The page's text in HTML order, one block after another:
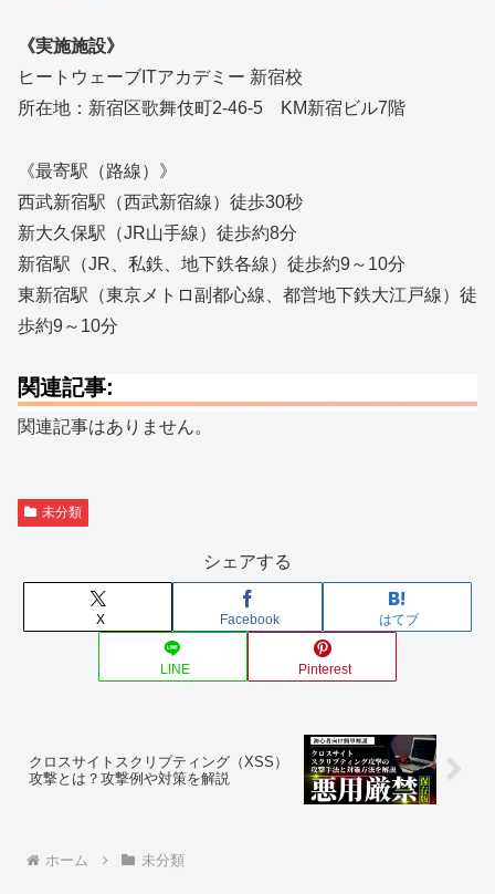
《実施施設》
ヒートウェーブITアカデミー 新宿校
所在地：新宿区歌舞伎町2-46-5 KM新宿ビル7階
《最寄駅（路線）》
西武新宿駅（西武新宿線）徒歩30秒
新大久保駅（JR山手線）徒歩約8分
新宿駅（JR、私鉄、地下鉄各線）徒歩約9～10分
東新宿駅（東京メトロ副都心線、都営地下鉄大江戸線）徒
歩約9～10分
関連記事:
関連記事はありません。
未分類
シェアする
X Facebook はてブ
LINE Pinterest
クロスサイトスクリプティング（XSS）
攻撃とは？攻撃例や対策を解説
ホーム 未分類